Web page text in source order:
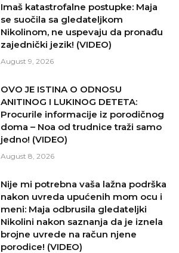
Imaš katastrofalne postupke: Maja
se suočila sa gledateljkom
Nikolinom, ne uspevaju da pronađu
zajednički jezik! (VIDEO)
August 9, 2026
OVO JE ISTINA O ODNOSU
ANITINOG I LUKINOG DETETA:
Procurile informacije iz porodičnog
doma – Noa od trudnice traži samo
jedno! (VIDEO)
August 8, 2026
Nije mi potrebna vaša lažna podrška
nakon uvreda upućenih mom ocu i
meni: Maja odbrusila gledateljki
Nikolini nakon saznanja da je iznela
brojne uvrede na račun njene
porodice! (VIDEO)